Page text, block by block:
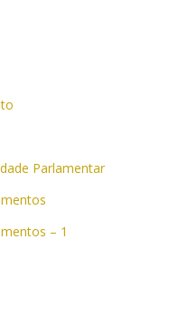
Parlamentar
– 1